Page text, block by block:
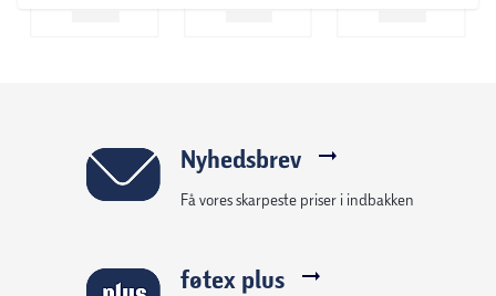
Nyhedsbrev
Få vores skarpeste priser i indbakken
føtex plus